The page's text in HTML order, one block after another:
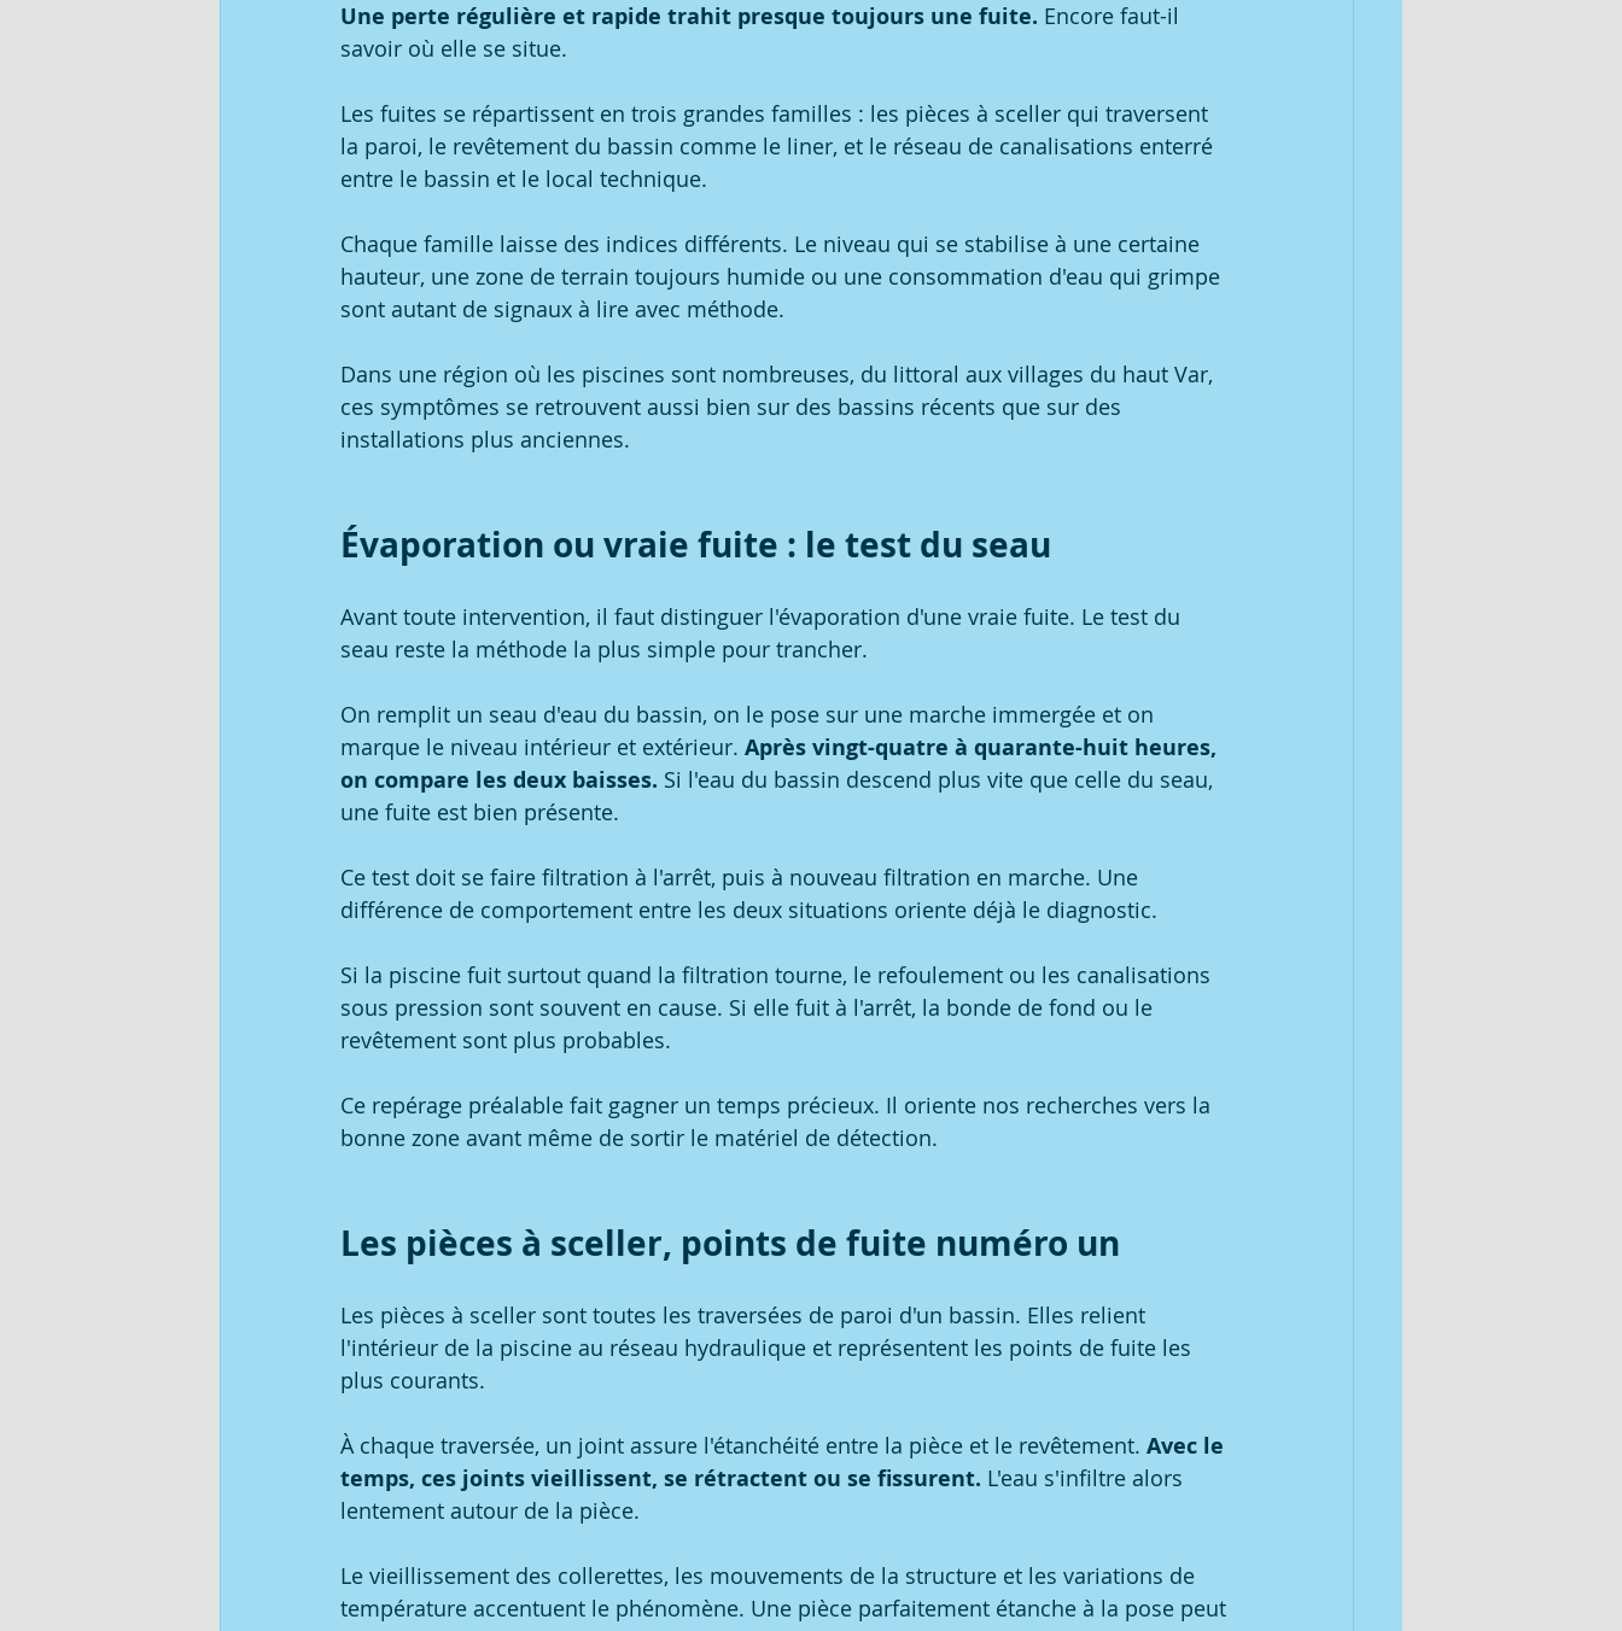
Une perte régulière et rapide trahit presque toujours une fuite. Encore faut-il
savoir où elle se situe.
Les fuites se répartissent en trois grandes familles : les pièces à sceller qui traversent
la paroi, le revêtement du bassin comme le liner, et le réseau de canalisations enterré
entre le bassin et le local technique.
Chaque famille laisse des indices différents. Le niveau qui se stabilise à une certaine
hauteur, une zone de terrain toujours humide ou une consommation d'eau qui grimpe
sont autant de signaux à lire avec méthode.
Dans une région où les piscines sont nombreuses, du littoral aux villages du haut Var,
ces symptômes se retrouvent aussi bien sur des bassins récents que sur des
installations plus anciennes.
Évaporation ou vraie fuite : le test du seau
Avant toute intervention, il faut distinguer l'évaporation d'une vraie fuite. Le test du
seau reste la méthode la plus simple pour trancher.
On remplit un seau d'eau du bassin, on le pose sur une marche immergée et on
marque le niveau intérieur et extérieur. Après vingt-quatre à quarante-huit heures,
on compare les deux baisses. Si l'eau du bassin descend plus vite que celle du seau,
une fuite est bien présente.
Ce test doit se faire filtration à l'arrêt, puis à nouveau filtration en marche. Une
différence de comportement entre les deux situations oriente déjà le diagnostic.
Si la piscine fuit surtout quand la filtration tourne, le refoulement ou les canalisations
sous pression sont souvent en cause. Si elle fuit à l'arrêt, la bonde de fond ou le
revêtement sont plus probables.
Ce repérage préalable fait gagner un temps précieux. Il oriente nos recherches vers la
bonne zone avant même de sortir le matériel de détection.
Les pièces à sceller, points de fuite numéro un
Les pièces à sceller sont toutes les traversées de paroi d'un bassin. Elles relient
l'intérieur de la piscine au réseau hydraulique et représentent les points de fuite les
plus courants.
À chaque traversée, un joint assure l'étanchéité entre la pièce et le revêtement. Avec le
temps, ces joints vieillissent, se rétractent ou se fissurent. L'eau s'infiltre alors
lentement autour de la pièce.
Le vieillissement des collerettes, les mouvements de la structure et les variations de
température accentuent le phénomène. Une pièce parfaitement étanche à la pose peut